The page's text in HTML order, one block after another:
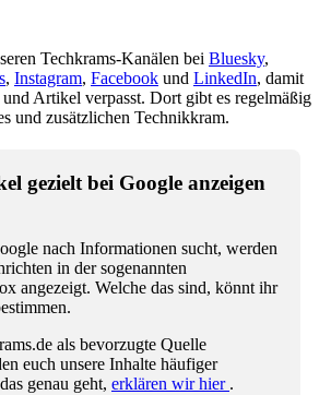
Techkrams-Kanälen bei Bluesky,
, Instagram, Facebook und LinkedIn, damit
Artikel verpasst. Dort gibt es regelmäßig
und zusätzlichen Technikkram.
gezielt bei Google anzeigen
nach Informationen sucht, werden
in der sogenannten
angezeigt. Welche das sind, könnt ihr
als bevorzugte Quelle
euch unsere Inhalte häufiger
genau geht, erklären wir hier .